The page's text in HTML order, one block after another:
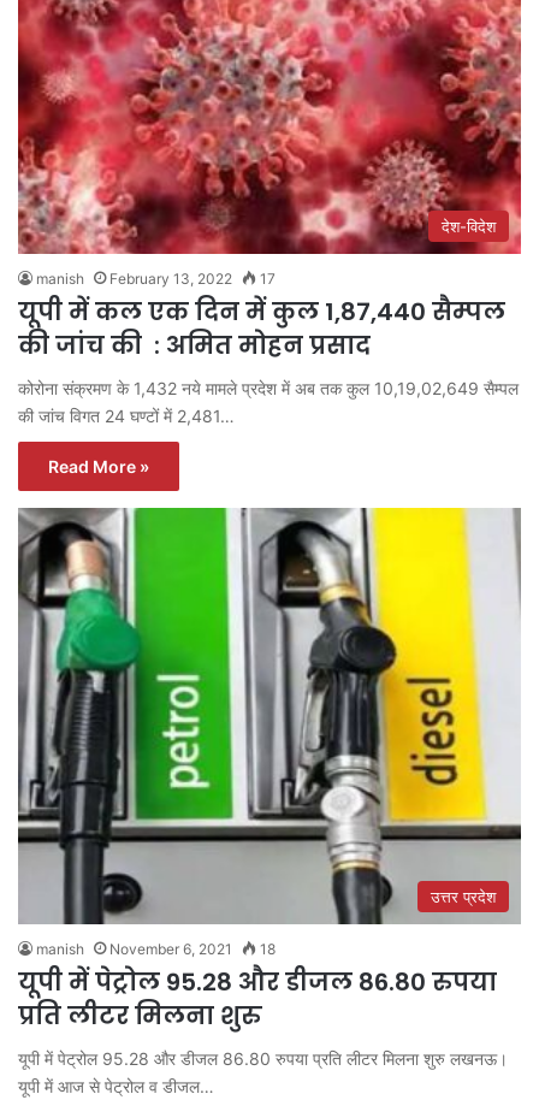
देश-विदेश
manish February 13, 2022 17
यूपी में कल एक दिन में कुल 1,87,440 सैम्पल
की जांच की : अमित मोहन प्रसाद
कोरोना संक्रमण के 1,432 नये मामले प्रदेश में अब तक कुल 10,19,02,649 सैम्पल
की जांच विगत 24 घण्टों में 2,481…
Read More »
उत्तर प्रदेश
manish November 6, 2021 18
यूपी में पेट्रोल 95.28 और डीजल 86.80 रुपया
प्रति लीटर मिलना शुरु
यूपी में पेट्रोल 95.28 और डीजल 86.80 रुपया प्रति लीटर मिलना शुरु लखनऊ।
यूपी में आज से पेट्रोल व डीजल…